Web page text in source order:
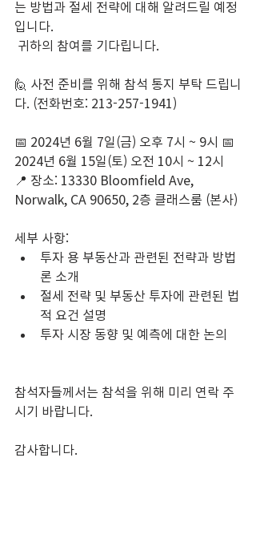
는 방법과 절세 전략에 대해 알려드릴 예정
입니다.
귀하의 참여를 기다립니다.
🙋 사전 준비를 위해 참석 통지 부탁 드립니
다. (전화번호: 213-257-1941)
📅 2024년 6월 7일(금) 오후 7시 ~ 9시 📅
2024년 6월 15일(토) 오전 10시 ~ 12시
📍 장소: 13330 Bloomfield Ave,
Norwalk, CA 90650, 2층 클래스룸 (본사)
세부 사항:
투자 용 부동산과 관련된 전략과 방법
론 소개
절세 전략 및 부동산 투자에 관련된 법
적 요건 설명
투자 시장 동향 및 예측에 대한 논의
참석자들께서는 참석을 위해 미리 연락 주
시기 바랍니다.
감사합니다.